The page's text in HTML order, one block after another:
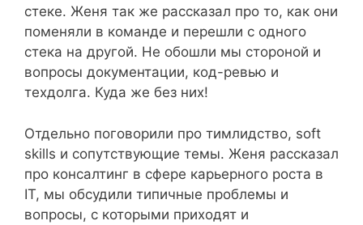
стеке. Женя так же рассказал про то, как они
поменяли в команде и перешли с одного
стека на другой. Не обошли мы стороной и
вопросы документации, код-ревью и
техдолга. Куда же без них!
Отдельно поговорили про тимлидство, soft
skills и сопутствующие темы. Женя рассказал
про консалтинг в сфере карьерного роста в
IT, мы обсудили типичные проблемы и
вопросы, с которыми приходят и